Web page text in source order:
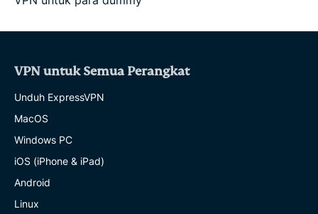
VPN untuk Semua Perangkat
Unduh ExpressVPN
MacOS
Windows PC
iOS (iPhone & iPad)
Android
Linux